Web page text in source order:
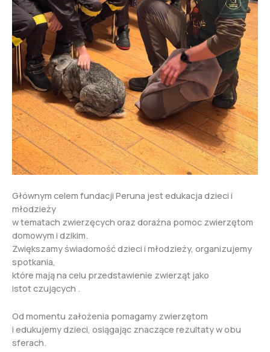
Głównym celem fundacji Peruna jest edukacja dzieci i
młodzieży
w tematach zwierzęcych oraz doraźna pomoc zwierzętom
domowym i dzikim.
Zwiększamy świadomość dzieci i młodzieży, organizujemy
spotkania,
które mają na celu przedstawienie zwierząt jako
istot czujących .
Od momentu założenia pomagamy zwierzętom
i edukujemy dzieci, osiągając znaczące rezultaty w obu
sferach.